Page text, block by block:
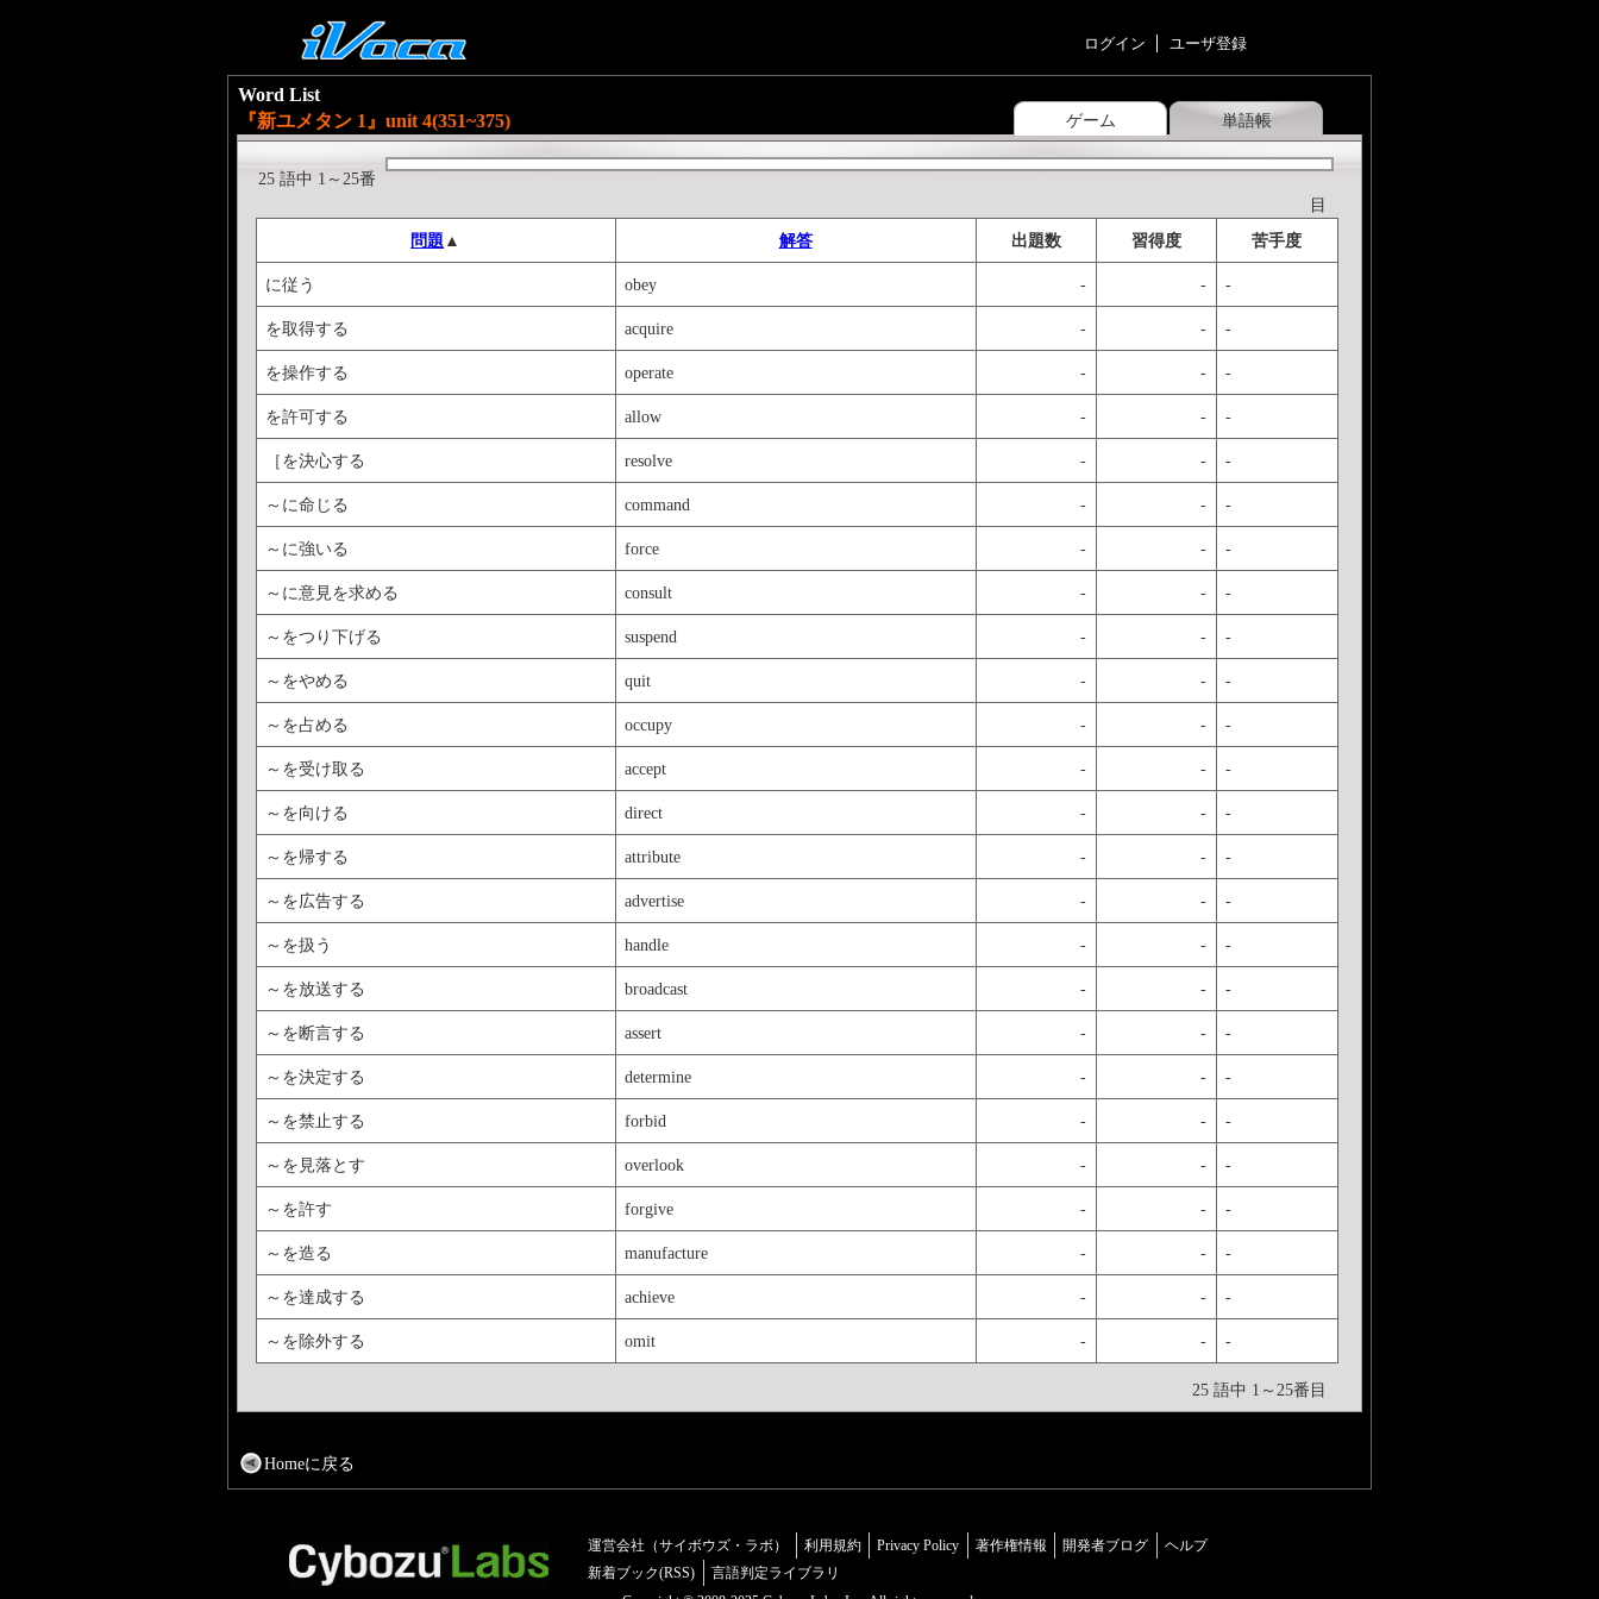
ログイン ユーザ登録
ゲーム 単語帳
Word List
『新ユメタン 1』unit 4(351~375)
25 語中 1～25番
目
問題 ▲ 解答 出題数 習得度 苦手度
に従う obey - - -
を取得する acquire - - -
を操作する operate - - -
を許可する allow - - -
［を決心する resolve - - -
～に命じる command - - -
～に強いる force - - -
～に意見を求める consult - - -
～をつり下げる suspend - - -
～をやめる quit - - -
～を占める occupy - - -
～を受け取る accept - - -
～を向ける direct - - -
～を帰する attribute - - -
～を広告する advertise - - -
～を扱う handle - - -
～を放送する broadcast - - -
～を断言する assert - - -
～を決定する determine - - -
～を禁止する forbid - - -
～を見落とす overlook - - -
～を許す forgive - - -
～を造る manufacture - - -
～を達成する achieve - - -
～を除外する omit - - -
25 語中 1～25番目
Homeに戻る
運営会社（サイボウズ・ラボ） 利用規約 Privacy Policy 著作権情報 開発者ブログ
ヘルプ
新着ブック(RSS)
言語判定ライブラリ